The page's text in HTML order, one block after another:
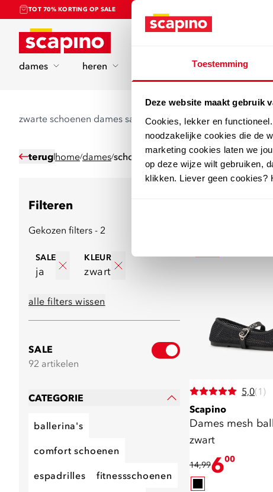
Toestemming
Deze website maakt gebruik
Cookies, lekker en
noodzakelijke cookies die de
marketing cookies laten we
op deze wijze wilt gebruiken,
klikken. Liever geen cookies?
TOT 70% KORTING OP SALE
Home
dames heren sport
zwarte schoenen dames sale
terug home/dames/schoenen
Filteren
Gekozen filters - 2
SALE
ja
KLEUR
zwart
alle filters wissen
SALE
92 artikelen
CATEGORIE
ballerina's
comfort schoenen
espadrilles fitnessschoenen
5,0(1)
Scapino
Dames mesh
zwart
14,99600